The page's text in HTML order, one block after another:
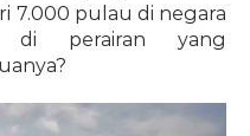
7.000 pulau di negara
di perairan yang